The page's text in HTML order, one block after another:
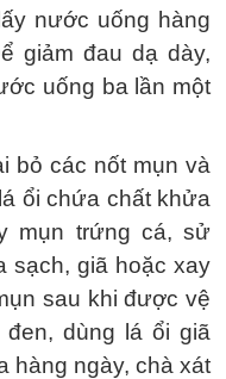
nước uống hàng
giảm đau dạ dày,
uống ba lần một
bỏ các nốt mụn và
ổi chứa chất khửa
mụn trứng cá, sử
sạch, giã hoặc xay
sau khi được vệ
dùng lá ổi giã
hàng ngày, chà xát